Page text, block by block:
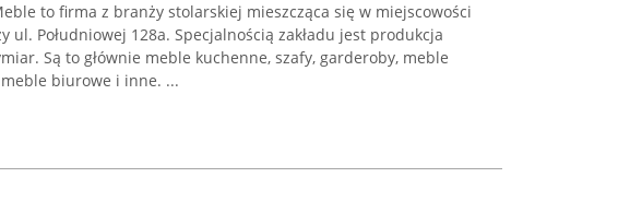
to firma z branży stolarskiej mieszcząca się w miejscowości
ul. Południowej 128a. Specjalnością zakładu jest produkcja
Są to głównie meble kuchenne, szafy, garderoby, meble
meble biurowe i inne. ...